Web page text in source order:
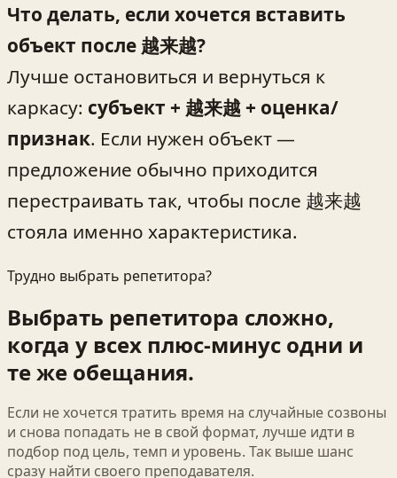
Что делать, если хочется вставить
объект после 越来越?
Лучше остановиться и вернуться к
каркасу: субъект + 越来越 + оценка/
признак. Если нужен объект —
предложение обычно приходится
перестраивать так, чтобы после 越来越
стояла именно характеристика.
Трудно выбрать репетитора?
Выбрать репетитора сложно,
когда у всех плюс-минус одни и
те же обещания.
Если не хочется тратить время на случайные созвоны
и снова попадать не в свой формат, лучше идти в
подбор под цель, темп и уровень. Так выше шанс
сразу найти своего преподавателя.